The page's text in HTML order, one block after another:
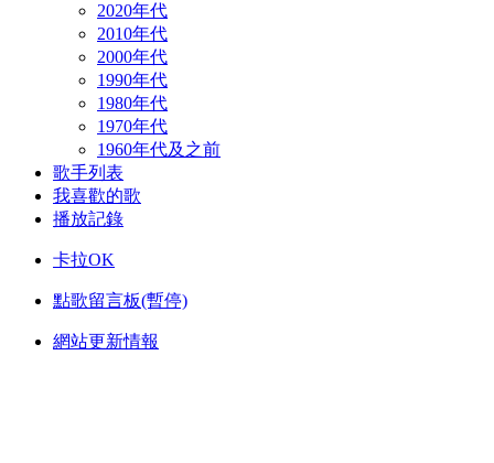
2020年代
2010年代
2000年代
1990年代
1980年代
1970年代
1960年代及之前
歌手列表
我喜歡的歌
播放記錄
卡拉OK
點歌留言板(暫停)
網站更新情報